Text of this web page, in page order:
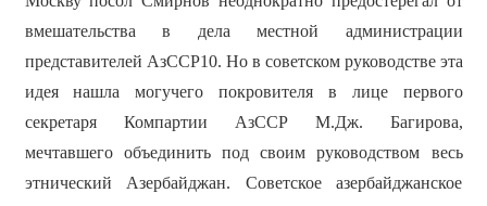
вмешательства в дела местной администрации
представителей АзССР10. Но в советском руководстве эта
идея нашла могучего покровителя в лице первого
секретаря Компартии АзССР М.Дж. Багирова,
мечтавшего объединить под своим руководством весь
этнический Азербайджан. Советское азербайджанское